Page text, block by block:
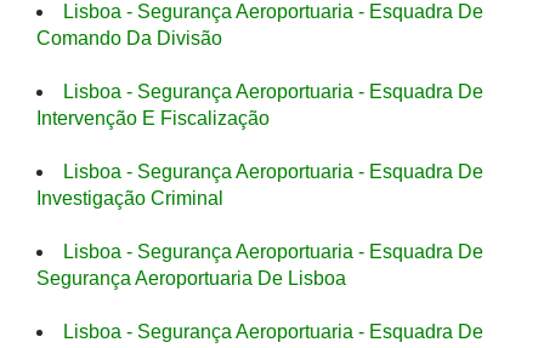
Lisboa - Segurança Aeroportuaria - Esquadra De
Comando Da Divisão
Lisboa - Segurança Aeroportuaria - Esquadra De
Intervenção E Fiscalização
Lisboa - Segurança Aeroportuaria - Esquadra De
Investigação Criminal
Lisboa - Segurança Aeroportuaria - Esquadra De
Segurança Aeroportuaria De Lisboa
Lisboa - Segurança Aeroportuaria - Esquadra De